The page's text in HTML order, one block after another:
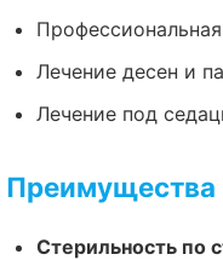
Лечение десен и
Лечение под
Преимущества
Стерильность по